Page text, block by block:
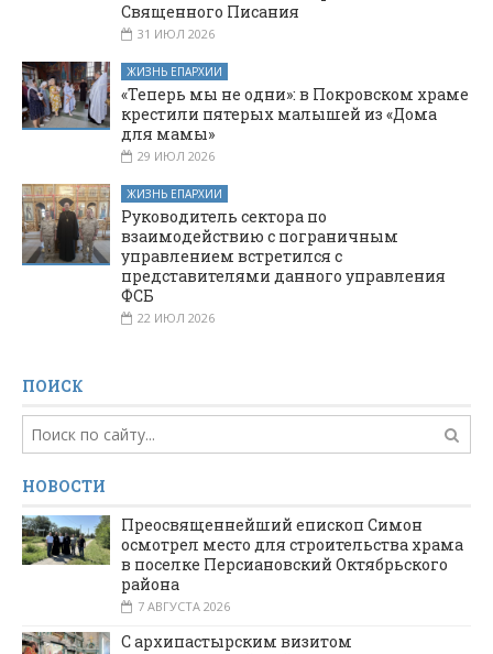
Священного Писания
31 ИЮЛ 2026
ЖИЗНЬ ЕПАРХИИ
«Теперь мы не одни»: в Покровском храме
крестили пятерых малышей из «Дома
для мамы»
29 ИЮЛ 2026
ЖИЗНЬ ЕПАРХИИ
Руководитель сектора по
взаимодействию с пограничным
управлением встретился с
представителями данного управления
ФСБ
22 ИЮЛ 2026
ПОИСК
НОВОСТИ
Преосвященнейший епископ Симон
осмотрел место для строительства храма
в поселке Персиановский Октябрьского
района
7 АВГУСТА 2026
С архипастырским визитом